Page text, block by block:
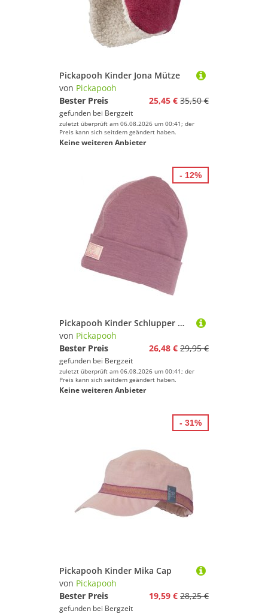
Pickapooh Kinder Jona Mütze
von Pickapooh
Bester Preis
25,45 € 35,50 €
gefunden bei Bergzeit
zuletzt überprüft am 06.08.2026 um 00:41; der
Preis kann sich seitdem geändert haben.
Keine weiteren Anbieter
Pickapooh Kinder Schlupper Mütze
von Pickapooh
Bester Preis
26,48 € 29,95 €
gefunden bei Bergzeit
zuletzt überprüft am 06.08.2026 um 00:41; der
Preis kann sich seitdem geändert haben.
Keine weiteren Anbieter
- 12%
Pickapooh Kinder Mika Cap
von Pickapooh
Bester Preis
19,59 € 28,25 €
gefunden bei Bergzeit
- 31%